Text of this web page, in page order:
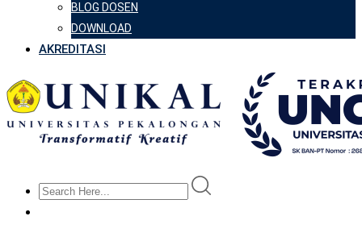
BLOG DOSEN
DOWNLOAD
AKREDITASI